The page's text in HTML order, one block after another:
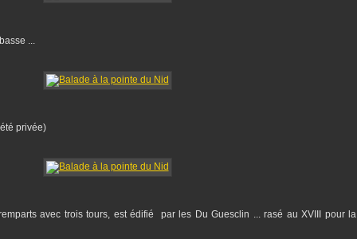
...
privée)
avec trois tours, est édifié par les Du Guesclin ... rasé au XVIII pour la